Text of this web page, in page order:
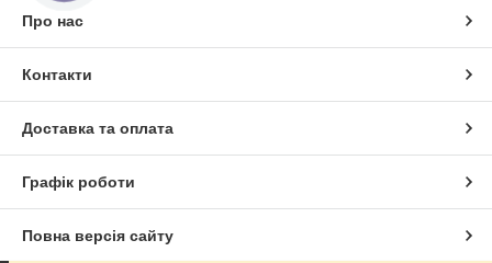
Про нас
Контакти
Доставка та оплата
Графік роботи
Повна версія сайту